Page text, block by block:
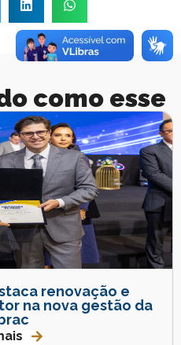
como esse
renovação e
na nova gestão da